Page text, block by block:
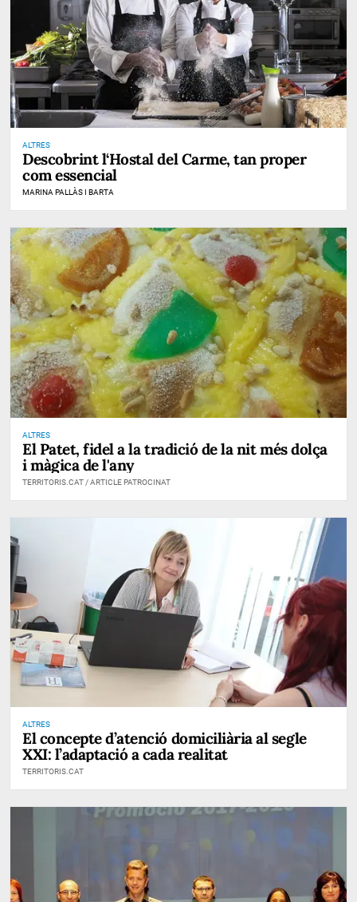
ALTRES
Descobrint l‘Hostal del Carme, tan proper
com essencial
MARINA PALLÀS I BARTA
ALTRES
El Patet, fidel a la tradició de la nit més dolça
i màgica de l'any
TERRITORIS.CAT / ARTICLE PATROCINAT
ALTRES
El concepte d’atenció domiciliària al segle
XXI: l’adaptació a cada realitat
TERRITORIS.CAT